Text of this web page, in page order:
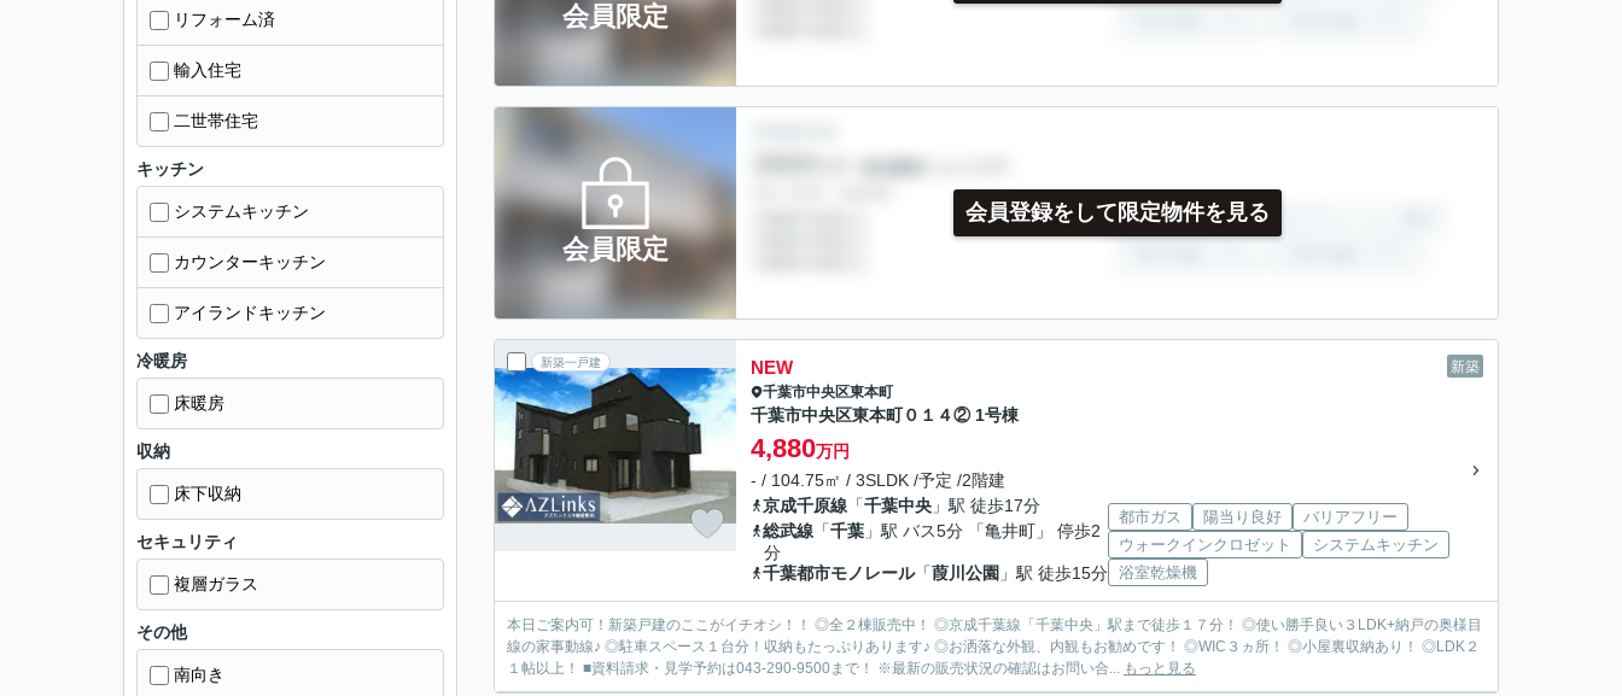
会員限定
会員限定
会員登録をして限定物件を見る
新築一戸建 新築
NEW
千葉市中央区東本町
千葉市中央区東本町０１４② 1号棟
4,880万円
- / 104.75㎡ / 3SLDK /予定 /2階建
京成千原線 「千葉中央 」駅 徒歩17分
総武線 「千葉 」駅 バス5分 「亀井町」 停歩2
分
千葉都市モノレール「葭川公園 」駅 徒歩15分
都市ガス 陽当り良好
バリアフリー
ウォークインクロゼット
システムキッチン
浴室乾燥機
本日ご案内可！新築戸建のここがイチオシ！！ ◎全２棟販売中！ ◎京成千葉線「千葉中央」駅まで徒歩１７分！ ◎使い勝手良い３LDK+納戸の奥様目
線の家事動線♪ ◎駐車スペース１台分！収納もたっぷりあります♪ ◎お洒落な外観、内観もお勧めです！ ◎WIC３ヵ所！ ◎小屋裏収納あり！ ◎LDK２
１帖以上！ ■資料請求・見学予約は043-290-9500まで！ ※最新の販売状況の確認はお問い合... もっと見る
リフォーム済
輸入住宅
二世帯住宅
キッチン
システムキッチン
カウンターキッチン
アイランドキッチン
冷暖房
床暖房
収納
床下収納
セキュリティ
複層ガラス
その他
南向き